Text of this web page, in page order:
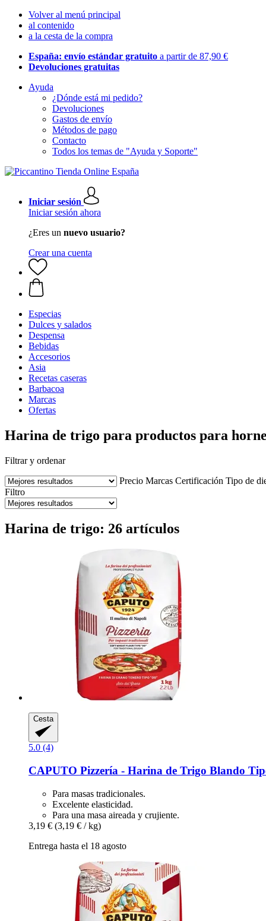
Volver al menú principal
al contenido
a la cesta de la compra
España: envío estándar gratuito a partir de 87,90 €
Devoluciones gratuitas
Ayuda
¿Dónde está mi pedido?
Devoluciones
Gastos de envío
Métodos de pago
Contacto
Todos los temas de "Ayuda y Soporte"
Iniciar sesión
Iniciar sesión ahora
¿Eres un nuevo usuario?
Crear una cuenta
Especias
Dulces y salados
Despensa
Bebidas
Accesorios
Asia
Recetas caseras
Barbacoa
Marcas
Ofertas
Harina de trigo para productos para
Filtrar y ordenar
Precio Marcas Certificación Tipo de
Filtro
Harina de trigo: 26 artículos
Cesta
5.0 (4)
CAPUTO Pizzería -​ Harina de Trigo Blando
Para masas tradicionales.
Excelente elasticidad.
Para una masa aireada y crujiente.
3,19 € (3,19 € / kg)
Entrega hasta el 18 agosto